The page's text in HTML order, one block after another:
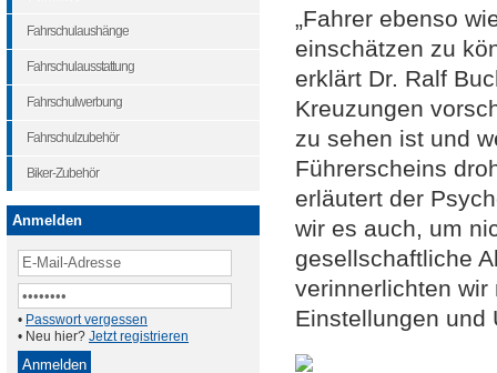
„Fahrer ebenso
einschätzen zu
erklärt Dr. Ralf
Kreuzungen
zu sehen ist und
Führerscheins
erläutert der
wir es auch, um
gesellschaftliche
verinnerlichten
Einstellungen und
Fahrschulaushänge
Fahrschulausstattung
Fahrschulwerbung
Fahrschulzubehör
Biker-Zubehör
Anmelden
• Passwort vergessen
• Neu hier? Jetzt registrieren